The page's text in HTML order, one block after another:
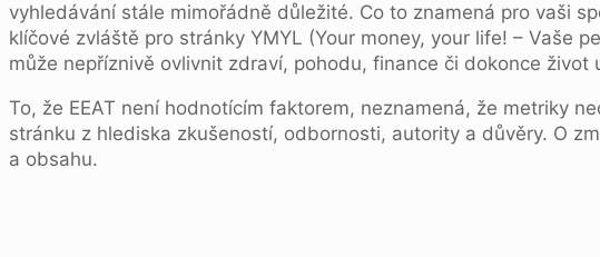
vyhledávání stále mimořádně důležité. Co to znamená pro vaši
klíčové zvláště pro stránky YMYL (Your money, your life! – Vaše
může nepříznivě ovlivnit zdraví, pohodu, finance či dokonce
To, že EEAT není hodnotícím faktorem, neznamená, že metriky
stránku z hlediska zkušeností, odbornosti, autority a důvěry. O
a obsahu.